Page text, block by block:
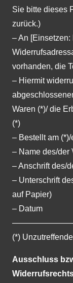
Sie bitte dieses
zurück.)
– An
vorhanden, die
– Hiermit
Waren (*)/ die
(*)
– Bestellt am
– Name des/der
– Anschrift des/
– Unterschrift
auf Papier)
– Datum
(*)
Ausschluss